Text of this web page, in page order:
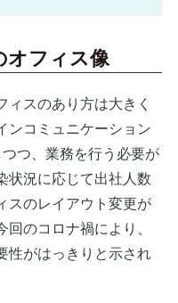
オフィス像
スのあり方は大きく
ンコミュニケーション
つ、業務を行う必要が
状況に応じて出社人数
スのレイアウト変更が
のコロナ禍により、
性がはっきりと示され